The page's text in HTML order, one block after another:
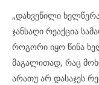
„დახვეწილი
ჯანსაღი რეაქცია
როგორი იყო წინა
მაგალითად, რაც
არათუ არ დასაჯეს